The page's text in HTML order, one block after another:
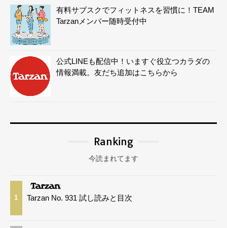
有料サブスクでフィットネスを習慣に！TEAM
Tarzanメンバー随時受付中
公式LINEも配信中！いますぐ役立つカラダの
情報満載。友だち追加はこちらから
Ranking
今読まれてます
1 Tarzan No. 931 試し読みと目次